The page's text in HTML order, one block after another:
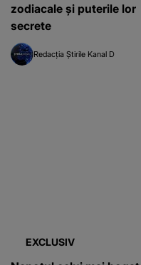
zodiacale şi puterile lor
secrete
Redacția Știrile Kanal D
S-a prăbușit peste volan,